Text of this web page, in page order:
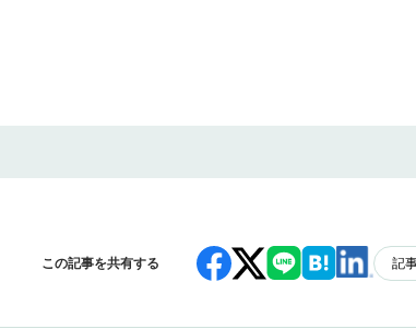
この記事を共有する 記